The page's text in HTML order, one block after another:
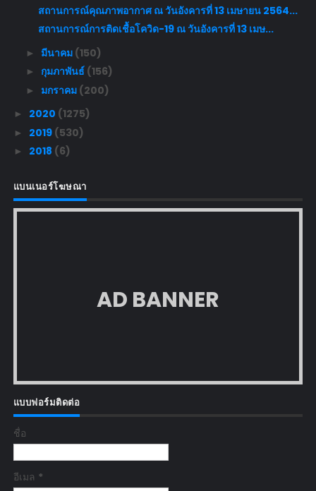
สถานการณ์คุณภาพอากาศ ณ วันอังคารที่ 13 เมษายน 2564...
สถานการณ์การติดเชื้อโควิด-19 ณ วันอังคารที่ 13 เมษ...
► มีนาคม (150)
► กุมภาพันธ์ (156)
► มกราคม (200)
► 2020 (1275)
► 2019 (530)
► 2018 (6)
แบนเนอร์โฆษณา
AD BANNER
แบบฟอร์มติดต่อ
ชื่อ
อีเมล *